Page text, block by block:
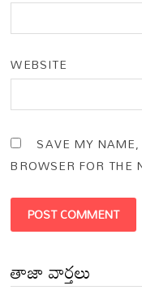
WEBSITE
SAVE MY
BROWSER FOR THE
తాజా వార్తలు